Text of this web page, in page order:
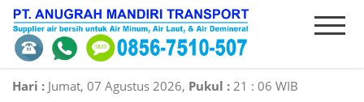
HOME INTRODUCE PRODUCT ORDER
Hari : Jumat, 07 Agustus 2026, Pukul : 21 : 06 WIB